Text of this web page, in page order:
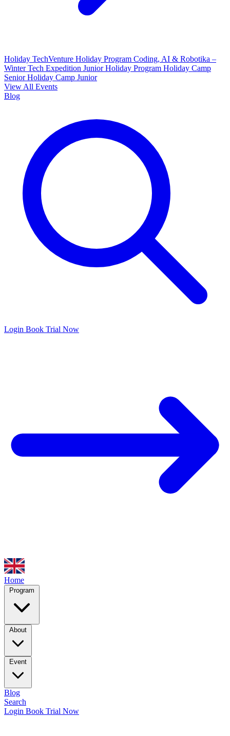
Holiday TechVenture Holiday Program Coding, AI & Robotika –
Winter Tech Expedition Junior Holiday Program Holiday Camp
SeniorHoliday Camp Junior
View All Events
Blog
Login Book Trial Now
Home
Program
About
Event
Blog
Search
Login Book Trial Now